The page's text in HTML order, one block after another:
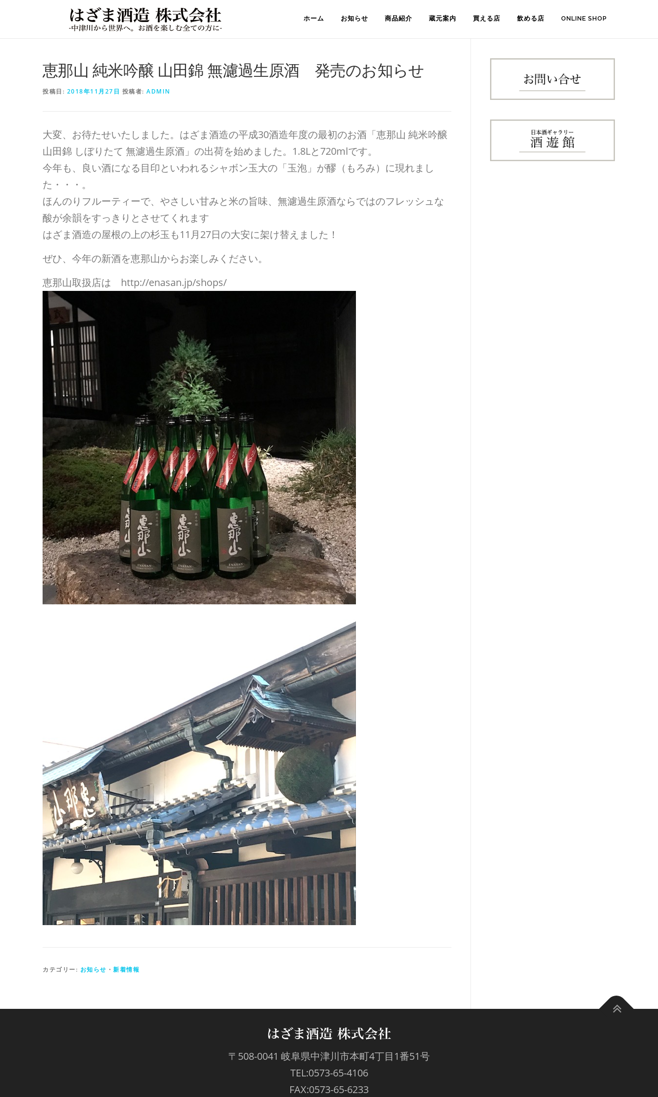
ホーム お知らせ 商品紹介 蔵元案内 買える店 飲める店 ONLINE SHOP
恵那山 純米吟醸 山田錦 無濾過生原酒 発売のお知らせ
投稿日: 2018年11月27日 投稿者: ADMIN
大変、お待たせいたしました。はざま酒造の平成30酒造年度の最初のお酒「恵那山 純米吟醸
山田錦 しぼりたて 無濾過生原酒」の出荷を始めました。1.8Lと720mlです。
今年も、良い酒になる目印といわれるシャボン玉大の「玉泡」が醪（もろみ）に現れまし
た・・・。
ほんのりフルーティーで、やさしい甘みと米の旨味、無濾過生原酒ならではのフレッシュな
酸が余韻をすっきりとさせてくれます
はざま酒造の屋根の上の杉玉も11月27日の大安に架け替えました！
ぜひ、今年の新酒を恵那山からお楽しみください。
恵那山取扱店は http://enasan.jp/shops/
カテゴリー: お知らせ ・ 新着情報
〒508-0041 岐阜県中津川市本町4丁目1番51号
TEL:0573-65-4106
FAX:0573-65-6233